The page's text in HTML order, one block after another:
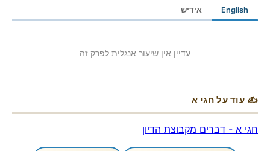
English אידיש
עדיין אין שיעור אנגלית לפרק זה
✍ עוד על חגי א
חגי א - דברים מקבוצת הדיון